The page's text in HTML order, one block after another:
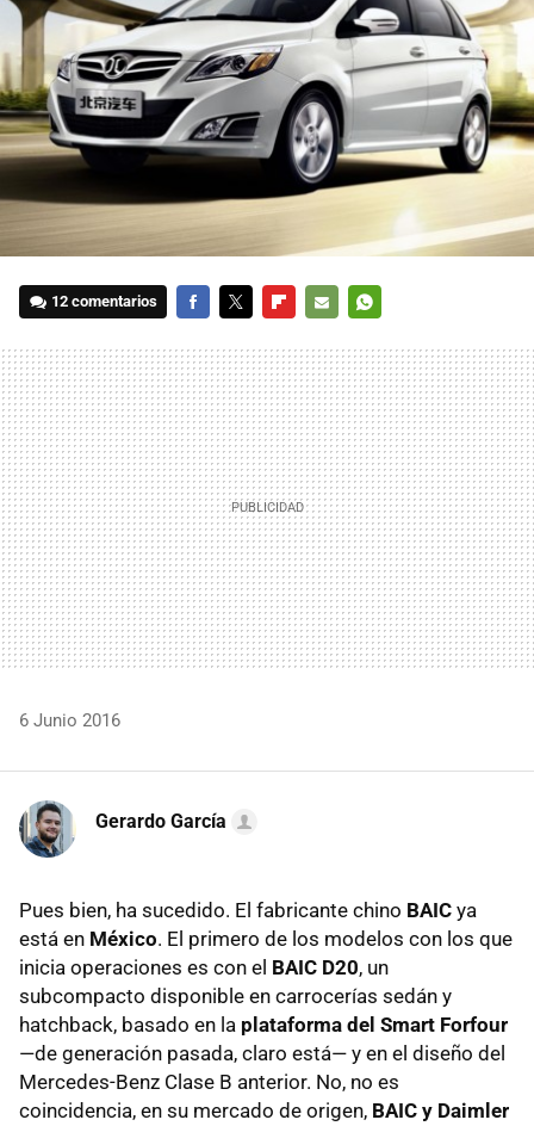
12 comentarios
MAIL
6 Junio 2016
Gerardo García
Pues bien, ha sucedido. El fabricante chino BAIC ya
está en México. El primero de los modelos con los que
inicia operaciones es con el BAIC D20, un
subcompacto disponible en carrocerías sedán y
hatchback, basado en la plataforma del Smart Forfour
—de generación pasada, claro está— y en el diseño del
Mercedes-Benz Clase B anterior. No, no es
coincidencia, en su mercado de origen, BAIC y Daimler